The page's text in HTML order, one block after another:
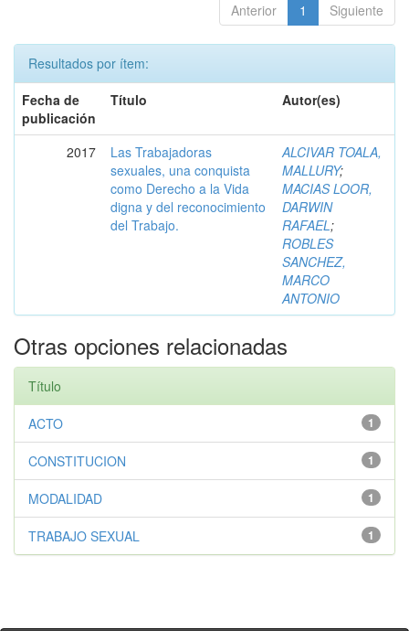
Anterior 1 Siguiente
Resultados por ítem:
Fecha de
publicación
Título Autor(es)
2017
Las Trabajadoras
sexuales, una conquista
como Derecho a la Vida
digna y del reconocimiento
del Trabajo.
ALCIVAR TOALA,
MALLURY;
MACIAS LOOR,
DARWIN
RAFAEL;
ROBLES
SANCHEZ,
MARCO
ANTONIO
Otras opciones relacionadas
Título
1
ACTO
1
CONSTITUCION
1
MODALIDAD
1
TRABAJO SEXUAL